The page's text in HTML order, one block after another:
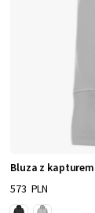
Bluza z
573 PLN